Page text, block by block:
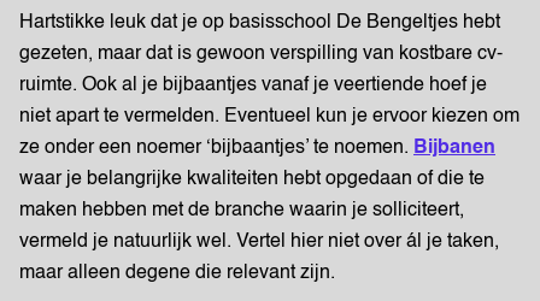
Hartstikke leuk dat je op basisschool De Bengeltjes hebt
gezeten, maar dat is gewoon verspilling van kostbare cv-
ruimte. Ook al je bijbaantjes vanaf je veertiende hoef je
niet apart te vermelden. Eventueel kun je ervoor kiezen om
ze onder een noemer ‘bijbaantjes’ te noemen. Bijbanen
waar je belangrijke kwaliteiten hebt opgedaan of die te
maken hebben met de branche waarin je solliciteert,
vermeld je natuurlijk wel. Vertel hier niet over ál je taken,
maar alleen degene die relevant zijn.